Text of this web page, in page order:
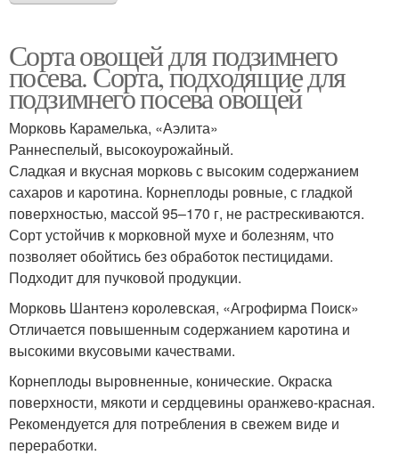
Сорта овощей для подзимнего
посева. Сорта, подходящие для
подзимнего посева овощей
Морковь Карамелька, «Аэлита»
Раннеспелый, высокоурожайный.
Сладкая и вкусная морковь с высоким содержанием
сахаров и каротина. Корнеплоды ровные, с гладкой
поверхностью, массой 95–170 г, не растрескиваются.
Сорт устойчив к морковной мухе и болезням, что
позволяет обойтись без обработок пестицидами.
Подходит для пучковой продукции.
Морковь Шантенэ королевская, «Агрофирма Поиск»
Отличается повышенным содержанием каротина и
высокими вкусовыми качествами.
Корнеплоды выровненные, конические. Окраска
поверхности, мякоти и сердцевины оранжево-красная.
Рекомендуется для потребления в свежем виде и
переработки.